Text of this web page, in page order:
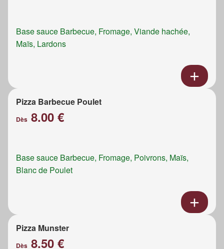
Base sauce Barbecue, Fromage, Viande hachée,
Maïs, Lardons
Pizza Barbecue Poulet
Dès 8.00 €
Base sauce Barbecue, Fromage, Poivrons, Maïs,
Blanc de Poulet
Pizza Munster
Dès 8.50 €